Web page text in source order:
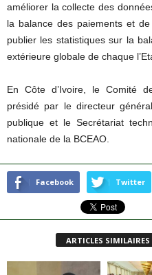
améliorer la collecte des
la balance des paiements et
publier les statistiques sur la
extérieure globale de chaque
En Côte d’Ivoire, le Comité
présidé par le directeur
publique et le Secrétariat
nationale de la BCEAO.
Facebook Twitter
ARTICLES SIMILAIRES